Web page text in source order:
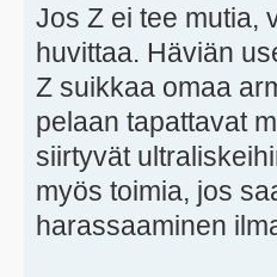
Jos Z ei tee mutia,
huvittaa. Häviän
Z suikkaa omaa
pelaan tapattavat
siirtyvät
myös toimia, jos
harassaaminen